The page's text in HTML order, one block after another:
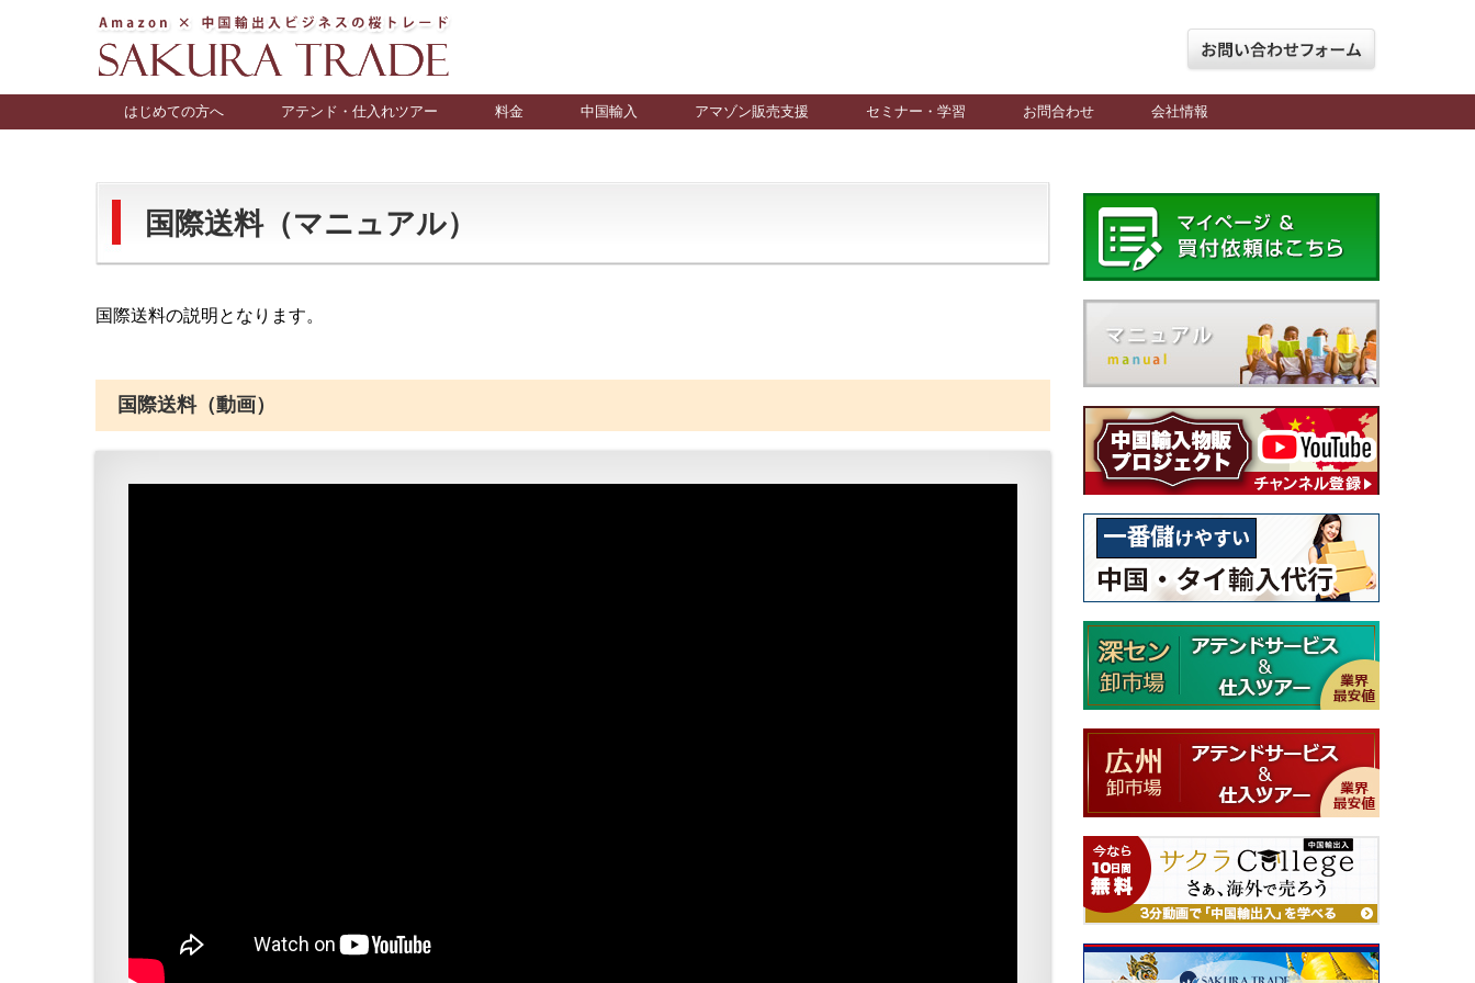
はじめての方へ アテンド・仕入れツアー 料金 中国輸入 アマゾン販売支援 セミナー・学習 お問合わせ 会社情報
国際送料（マニュアル）
国際送料の説明となります。
国際送料（動画）